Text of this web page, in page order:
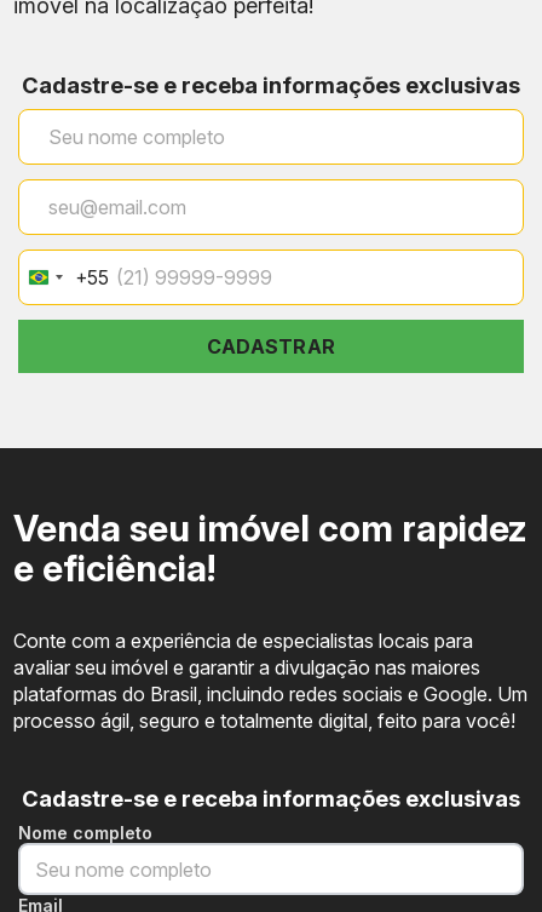
metrô
Grajaú
Boulevard 28 de Setembro
Ambiente
Vila Isabel
Boulevard 28 de Setembro e
Maracanã
urbana
Méier
Rua Dias da Cruz e estação
ferroviária
centralidade
Linha Amarela e
NorteShopping
serviços
imóvel na localização perfeita!
Cadastre-se e receba informações exclusivas
Brazil
+55
+55
CADASTRAR
Venda seu imóvel com rapidez
e eficiência!
Conte com a experiência de especialistas locais para
avaliar seu imóvel e garantir a divulgação nas maiores
plataformas do Brasil, incluindo redes sociais e Google. Um
processo ágil, seguro e totalmente digital, feito para você!
Cadastre-se e receba informações exclusivas
Nome completo
Email